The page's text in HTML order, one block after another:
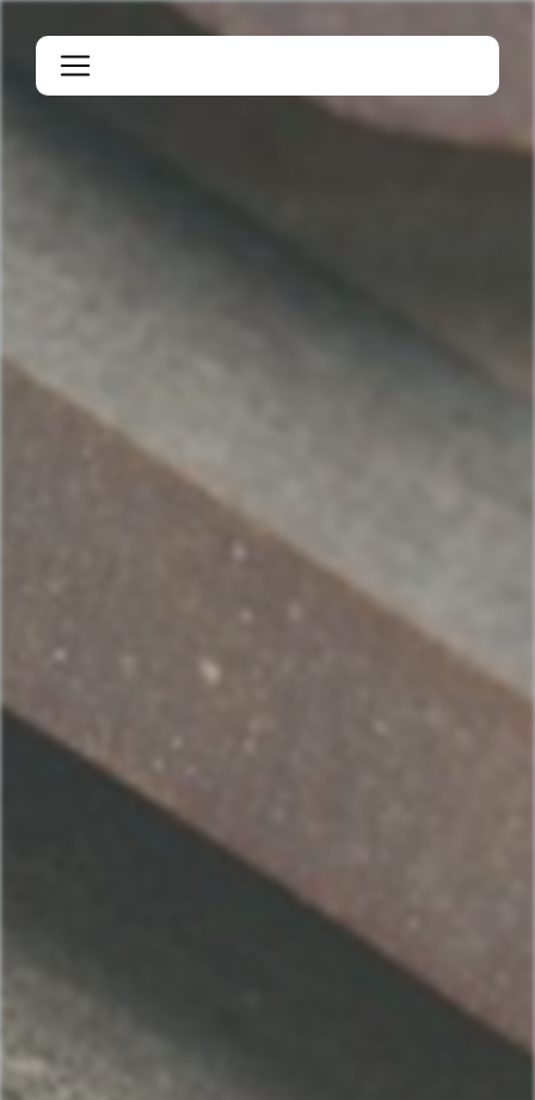
Panneau de gestion des cookies